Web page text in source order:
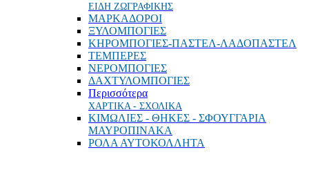
ΕΙΔΗ ΖΩΓΡΑΦΙΚΗΣ
ΜΑΡΚΑΔΟΡΟΙ
ΞΥΛΟΜΠΟΓΙΕΣ
ΚΗΡΟΜΠΟΓΙΕΣ-ΠΑΣΤΕΛ-ΛΑΔΟΠΑΣΤΕΛ
ΤΕΜΠΕΡΕΣ
ΝΕΡΟΜΠΟΓΙΕΣ
ΔΑΧΤΥΛΟΜΠΟΓΙΕΣ
Περισσότερα
ΧΑΡΤΙΚΑ - ΣΧΟΛΙΚΑ
ΚΙΜΩΛΙΕΣ - ΘΗΚΕΣ - ΣΦΟΥΓΓΑΡΙΑ
ΜΑΥΡΟΠΙΝΑΚΑ
ΡΟΛΑ ΑΥΤΟΚΟΛΛΗΤΑ